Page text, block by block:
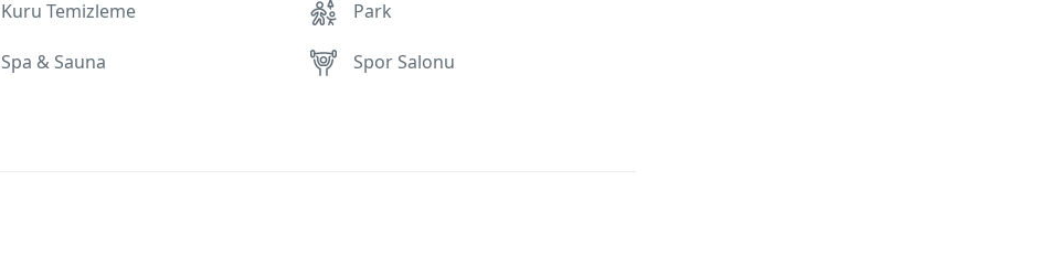
Kuru Temizleme Park
Spa & Sauna Spor Salonu